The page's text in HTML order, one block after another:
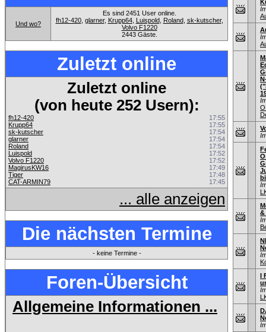
Und wo?
Es sind 2451 User online.
fh12-420, glarner, Krupp64, Luispold, Roland, sk-kutscher,
Volvo F1220
2443 Gäste.
Zuletzt online
Zuletzt online
(von heute 252 Usern):
fh12-420
17:55
Krupp64
17:55
sk-kutscher
17:54
glarner
17:54
Roland
17:54
Luispold
17:52
Volvo F1220
17:52
MagirusKW16
17:49
Tiger
17:48
CAT-ARMIN79
17:45
... alle anzeigen
Die nächsten Termine
- keine Termine -
Foren-Übersicht
Allgemeine Informationen ...
&
I